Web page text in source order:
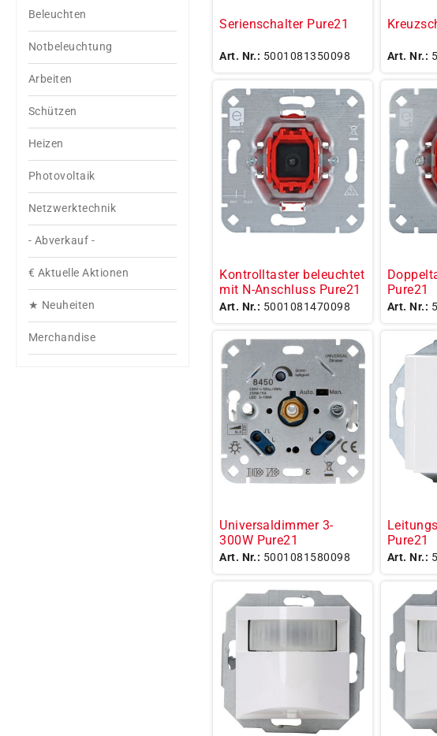
Beleuchten
Notbeleuchtung
Arbeiten
Schützen
Heizen
Photovoltaik
Netzwerktechnik
- Abverkauf -
€ Aktuelle Aktionen
★ Neuheiten
Merchandise
Serienschalter Pure21
Art. Nr.: 5001081350098 Art. Nr.:
Kontrolltaster beleuchtet
mit N-Anschluss Pure21
Art. Nr.: 5001081470098
Pure21
Art. Nr.:
Universaldimmer 3-
300W Pure21
Art. Nr.: 5001081580098
Pure21
Art. Nr.: